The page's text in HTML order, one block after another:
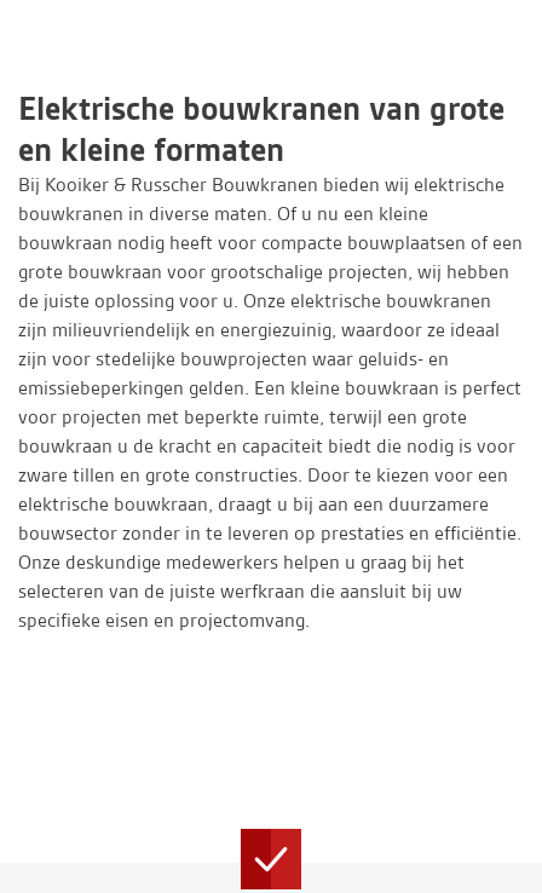
Elektrische bouwkranen van grote
en kleine formaten
Bij Kooiker & Russcher Bouwkranen bieden wij elektrische
bouwkranen in diverse maten. Of u nu een kleine
bouwkraan nodig heeft voor compacte bouwplaatsen of een
grote bouwkraan voor grootschalige projecten, wij hebben
de juiste oplossing voor u. Onze elektrische bouwkranen
zijn milieuvriendelijk en energiezuinig, waardoor ze ideaal
zijn voor stedelijke bouwprojecten waar geluids- en
emissiebeperkingen gelden. Een kleine bouwkraan is perfect
voor projecten met beperkte ruimte, terwijl een grote
bouwkraan u de kracht en capaciteit biedt die nodig is voor
zware tillen en grote constructies. Door te kiezen voor een
elektrische bouwkraan, draagt u bij aan een duurzamere
bouwsector zonder in te leveren op prestaties en efficiëntie.
Onze deskundige medewerkers helpen u graag bij het
selecteren van de juiste werfkraan die aansluit bij uw
specifieke eisen en projectomvang.